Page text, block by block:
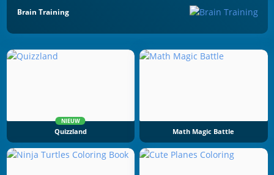
Brain Training
NIEUW
Quizzland Math Magic Battle